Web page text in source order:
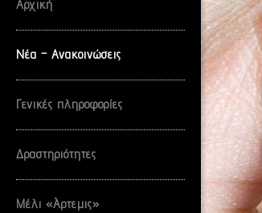
Αρχική
Νέα – Ανακοινώσεις
Γενικές πληροφορίες
Δραστηριότητες
Μέλι «Άρτεμις»